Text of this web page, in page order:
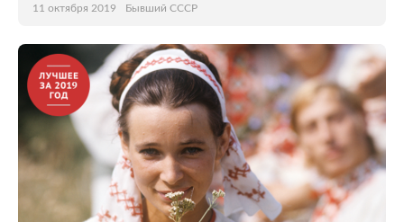
11 октября 2019 Бывший СССР